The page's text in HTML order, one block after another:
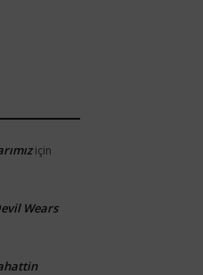
için
Wears